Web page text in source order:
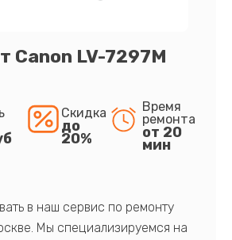
Canon LV-7297M
Скидка
до
20%
Время
ремонта
от 20
мин
в наш сервис по ремонту
Мы специализируемся на